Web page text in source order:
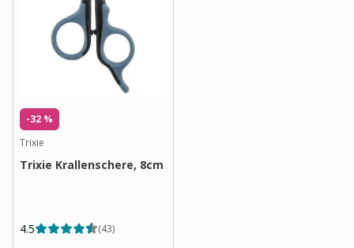
-32 %
Trixie
Trixie Krallenschere, 8cm
4.5 (43)